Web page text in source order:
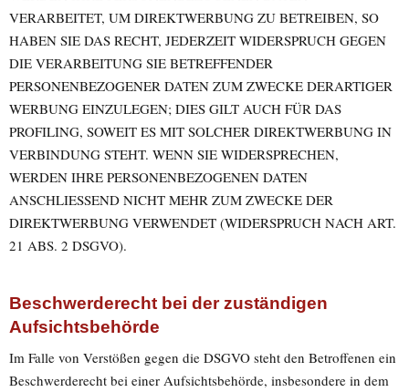
VERARBEITET, UM DIREKTWERBUNG ZU BETREIBEN, SO
HABEN SIE DAS RECHT, JEDERZEIT WIDERSPRUCH GEGEN
DIE VERARBEITUNG SIE BETREFFENDER
PERSONENBEZOGENER DATEN ZUM ZWECKE DERARTIGER
WERBUNG EINZULEGEN; DIES GILT AUCH FÜR DAS
PROFILING, SOWEIT ES MIT SOLCHER DIREKTWERBUNG IN
VERBINDUNG STEHT. WENN SIE WIDERSPRECHEN,
WERDEN IHRE PERSONENBEZOGENEN DATEN
ANSCHLIESSEND NICHT MEHR ZUM ZWECKE DER
DIREKTWERBUNG VERWENDET (WIDERSPRUCH NACH ART.
21 ABS. 2 DSGVO).
Beschwerde­recht bei der zuständigen
Aufsichts­behörde
Im Falle von Verstößen gegen die DSGVO steht den Betroffenen ein
Beschwerderecht bei einer Aufsichtsbehörde, insbesondere in dem